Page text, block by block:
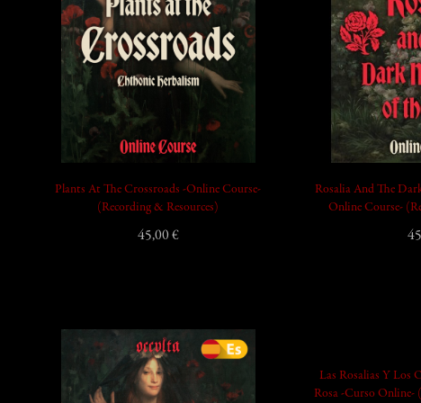
Plants At The Crossroads -Online Course-
(Recording & Resources)
45,00 €
Rosalia And The
Online Course-
Las Rosalias Y Los
Rosa -Curso Online-